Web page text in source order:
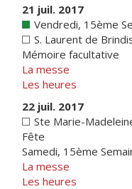
21 juil. 2017
Vendredi, 15ème
S. Laurent de
Mémoire facultative
La messe
Les heures
22 juil. 2017
Ste Marie-
Fête
Samedi, 15ème
La messe
Les heures